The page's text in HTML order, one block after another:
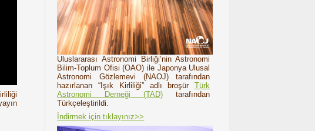
Uluslararası Astronomi Birliği’nin Astronomi
Bilim-Toplum Ofisi (OAO) ile Japonya Ulusal
Astronomi Gözlemevi (NAOJ) tarafından
hazırlanan “Işık Kirliliği” adlı broşürTürk
Astronomi Derneği (TAD) tarafından
Türkçeleştirildi.
İndirmek için tıklayınız>>